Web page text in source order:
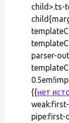
child>.ts-
parser-
{{нет
pipe:first-